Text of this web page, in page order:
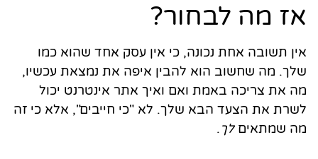
אז מה לבחור?
אין תשובה אחת נכונה, כי אין עסק אחד שהוא כמו
שלך. מה שחשוב הוא להבין איפה את נמצאת עכשיו,
מה את צריכה באמת ואם ואיך אתר אינטרנט יכול
לשרת את הצעד הבא שלך. לא "כי חייבים", אלא כי זה
מה שמתאיםלך.